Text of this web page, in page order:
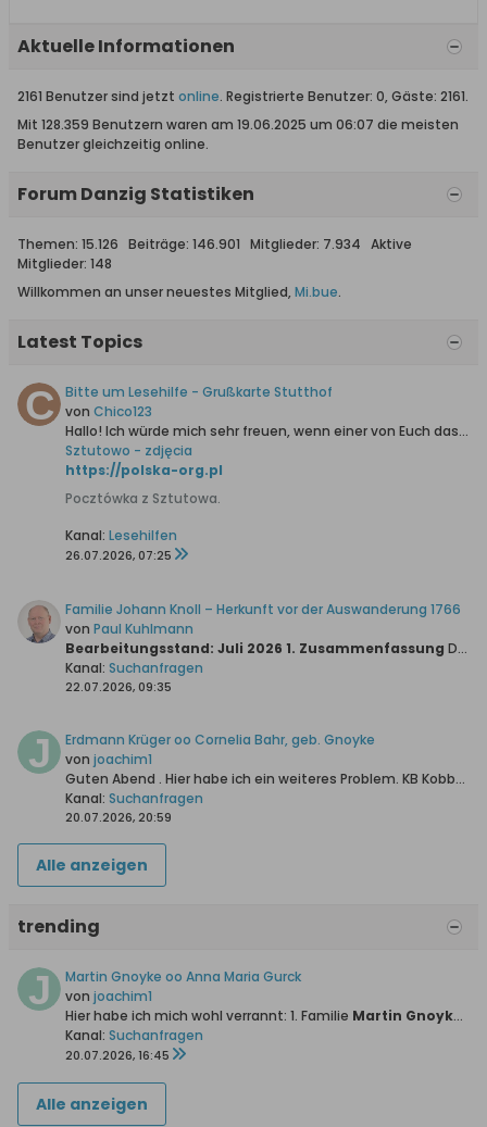
Aktuelle Informationen
2161 Benutzer sind jetzt online. Registrierte Benutzer: 0, Gäste: 2161.
Mit 128.359 Benutzern waren am 19.06.2025 um 06:07 die meisten
Benutzer gleichzeitig online.
Forum Danzig Statistiken
Themen: 15.126 Beiträge: 146.901 Mitglieder: 7.934 Aktive
Mitglieder: 148
Willkommen an unser neuestes Mitglied, Mi.bue.
Latest Topics
Bitte um Lesehilfe - Grußkarte Stutthof
von Chico123
Hallo! Ich würde mich sehr freuen, wenn einer von Euch das Handgeschriebene für mich entziffern könnte.
Sztutowo - zdjęcia
https://polska-org.pl
Pocztówka z Sztutowa.
Kanal: Lesehilfen
26.07.2026, 07:25
Familie Johann Knoll – Herkunft vor der Auswanderung 1766
von Paul Kuhlmann
Bearbeitungsstand: Juli 2026 1. Zusammenfassung Die vorliegende Untersuchung verfolgt das Ziel, die bislang ungeklärte Herkunft der Familie Johann Knoll vor ihrer Auswanderung in das...
Kanal: Suchanfragen
22.07.2026, 09:35
Erdmann Krüger oo Cornelia Bahr, geb. Gnoyke
von joachim1
Guten Abend . Hier habe ich ein weiteres Problem. KB Kobbelgrube Heiraten 1840/53:
Kanal: Suchanfragen
20.07.2026, 20:59
Alle anzeigen
trending
Martin Gnoyke oo Anna Maria Gurck
von joachim1
Hier habe ich mich wohl verrannt: 1. Familie Martin Gnoyke *13.04.1789 +26.02.1860 oo28.01.1811 Anna Maria Gurck *24.09.1785 + 15.01.1865
Kanal: Suchanfragen
20.07.2026, 16:45
Alle anzeigen